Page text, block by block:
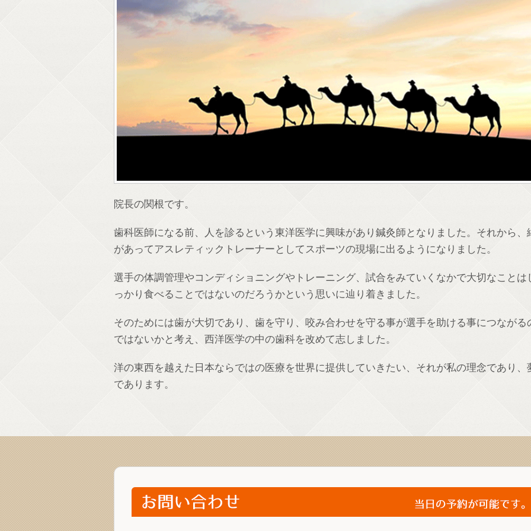
院長の関根です。
歯科医師になる前、人を診るという東洋医学に興味があり鍼灸師となりました。それから、
があってアスレティックトレーナーとしてスポーツの現場に出るようになりました。
選手の体調管理やコンディショニングやトレーニング、試合をみていくなかで大切なことは
っかり食べることではないのだろうかという思いに辿り着きました。
そのためには歯が大切であり、歯を守り、咬み合わせを守る事が選手を助ける事につながる
ではないかと考え、西洋医学の中の歯科を改めて志しました。
洋の東西を越えた日本ならではの医療を世界に提供していきたい、それが私の理念であり、
であります。